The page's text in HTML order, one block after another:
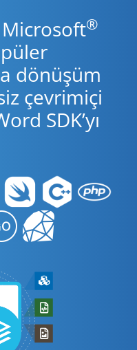
®
dönüşüm
çevrimiçi
SDK’yı